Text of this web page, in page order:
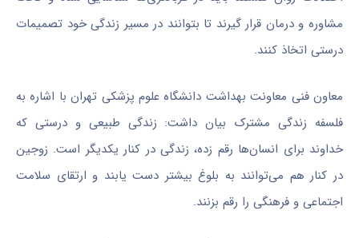
مشاوره و درمان قرار گیرند تا بتوانند در مسیر زندگی خود تصمیمات
درستی اتخاذ کنند.
معاون فنی معاونت بهداشت دانشگاه علوم پزشکی تهران با اشاره به
فلسفه زندگی مشترک بیان داشت: زندگی طبیعی و درستی که
خداوند برای انسان‌ها رقم زده، زندگی در کنار یکدیگر است. زوجین
در کنار هم می‌توانند به بلوغ بیشتر دست یابند و ارتقای سلامت
اجتماعی و فرهنگی را رقم بزنند.